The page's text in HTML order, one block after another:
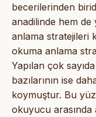
becerilerinden
anadilinde hem
anlama stratejileri
okuma anlama
Yapılan çok
bazılarının ise
koymuştur. Bu
okuyucu arasında